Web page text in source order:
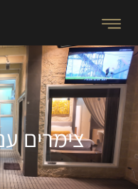
צימרים